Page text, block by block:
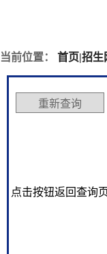
当前位置： 首页|招生
点击按钮返回查询